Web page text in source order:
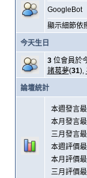
GoogleBot
顯示細節依
今天生日
3位會員於
諸葛夢(31),
論壇統計
本週發言
本月發言最
三月發言最
本週評價
本月評價
三月評價最